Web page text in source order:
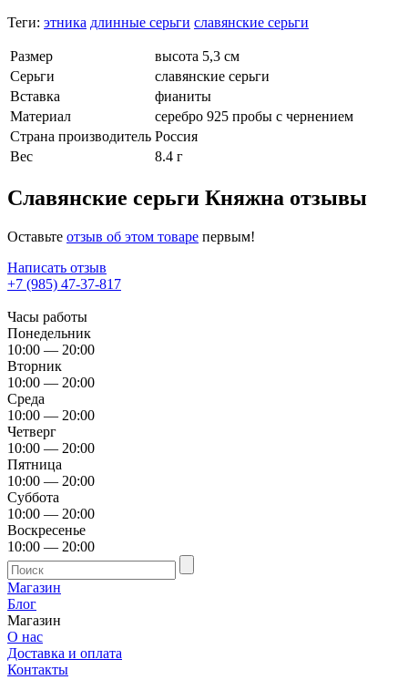
Теги: этника длинные серьги славянские серьги
Размер
высота 5,3 см
Серьги
славянские серьги
Вставка
фианиты
Материал
серебро 925 пробы с чернением
Страна производитель Россия
Вес
8.4 г
Славянские серьги Княжна отзывы
Оставьте отзыв об этом товаре первым!
Написать отзыв
+7 (985) 47-37-817
Часы работы
Понедельник
10:00 — 20:00
Вторник
10:00 — 20:00
Среда
10:00 — 20:00
Четверг
10:00 — 20:00
Пятница
10:00 — 20:00
Суббота
10:00 — 20:00
Воскресенье
10:00 — 20:00
Магазин
Блог
Магазин
О нас
Доставка и оплата
Контакты